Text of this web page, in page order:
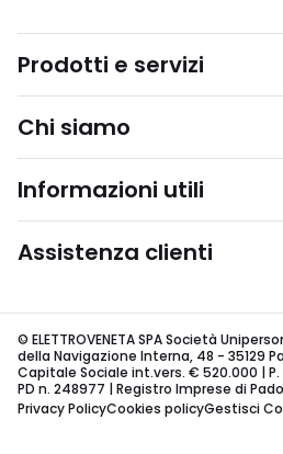
Prodotti e servizi
Chi siamo
Informazioni utili
Assistenza clienti
© ELETTROVENETA SPA Società
della Navigazione Interna, 48 - 35129
Capitale Sociale int.vers. € 520.000 | P.
PD n. 248977 | Registro Imprese di
Privacy PolicyCookies policyGestisci